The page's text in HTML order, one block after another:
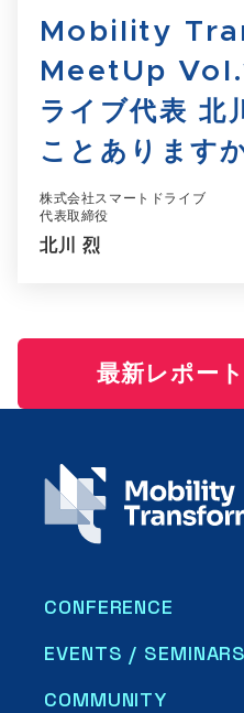
Mobility
MeetUp
ライブ代表 北
ことあります
株式会社スマートドライブ
代表取締役
北川 烈
最新レポー
CONFERENCE
EVENTS / SEMINARS
COMMUNITY